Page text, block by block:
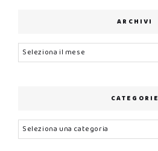
ARCHIVI
Archivi
CATEGORIE
Categorie